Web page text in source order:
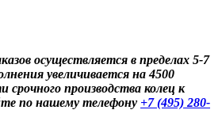
осуществляется в пределах 5-7
увеличивается на 4500
производства колец к
по нашему телефону +7 (495) 280-